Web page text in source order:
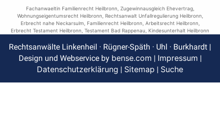
Fachanwaeltin Familienrecht Heilbronn Zugewinnausgleich Ehevertrag,
Wohnungseigentumsrecht Heilbronn
Rechtsanwalt Unfallregulierung Heilbronn
Erbrecht nahe Neckarsulm
Familienrecht Heilbronn Arbeitsrecht Heilbronn
Erbrecht Testament Heilbronn Testament Bad Rappenau Kindesunterhalt Heilbronn
Rechtsanwälte Linkenheil · Rügner-Späth · Uhl · Burkhardt |
Design und Webservice by bense.com | Impressum |
Datenschutzerklärung | Sitemap | Suche